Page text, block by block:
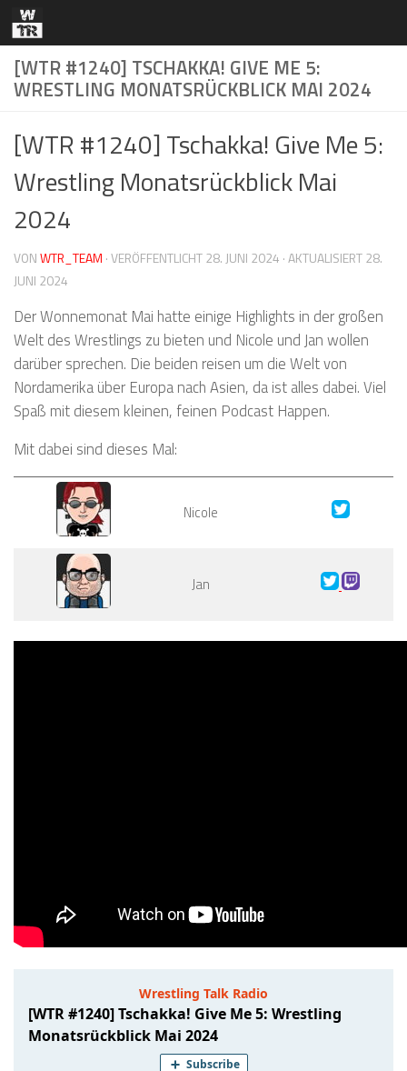
Zum Inhalt springen
[WTR #1240] TSCHAKKA! GIVE ME 5:
WRESTLING MONATSRÜCKBLICK MAI 2024
[WTR #1240] Tschakka! Give Me 5:
Wrestling Monatsrückblick Mai
2024
VONWTR_TEAM · VERÖFFENTLICHT28. JUNI 2024 · AKTUALISIERT28.
JUNI 2024
Der Wonnemonat Mai hatte einige Highlights in der großen
Welt des Wrestlings zu bieten und Nicole und Jan wollen
darüber sprechen. Die beiden reisen um die Welt von
Nordamerika über Europa nach Asien, da ist alles dabei. Viel
Spaß mit diesem kleinen, feinen Podcast Happen.
Mit dabei sind dieses Mal:
Nicole
Jan